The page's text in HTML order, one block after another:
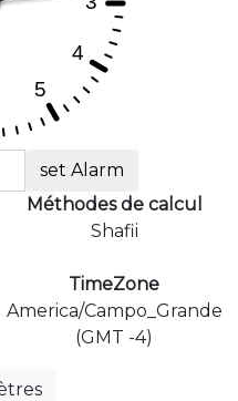
set Alarm
Méthodes de calcul
Shafii
TimeZone
America/Campo_Grande
(GMT -4)